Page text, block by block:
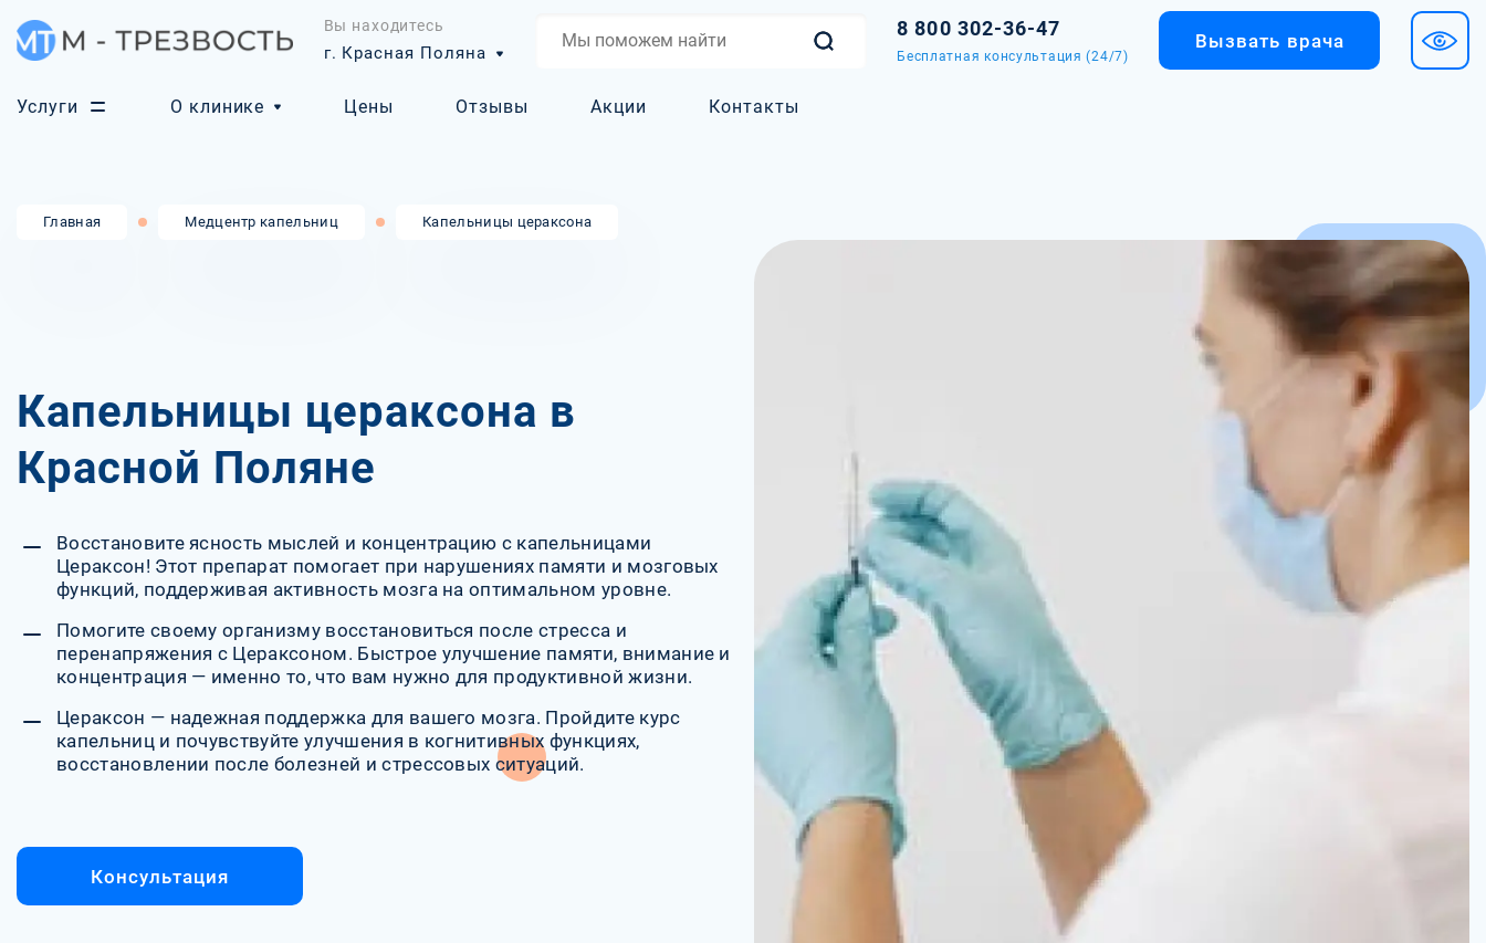
Вы находитесь
г. Красная Поляна
8 800 302-36-47
Бесплатная консультация (24/7)
Вызвать врача
Услуги О клинике Цены Отзывы Акции Контакты
Главная Медцентр капельниц Капельницы цераксона
Капельницы цераксона в
Красной Поляне
Восстановите ясность мыслей и концентрацию с капельницами
Цераксон! Этот препарат помогает при нарушениях памяти и мозговых
функций, поддерживая активность мозга на оптимальном уровне.
Помогите своему организму восстановиться после стресса и
перенапряжения с Цераксоном. Быстрое улучшение памяти, внимание и
концентрация — именно то, что вам нужно для продуктивной жизни.
Цераксон — надежная поддержка для вашего мозга. Пройдите курс
капельниц и почувствуйте улучшения в когнитивных функциях,
восстановлении после болезней и стрессовых ситуаций.
Консультация